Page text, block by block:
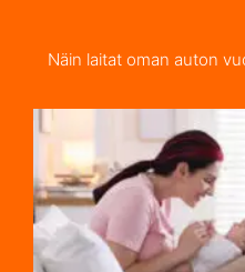
Näin laitat oman auton